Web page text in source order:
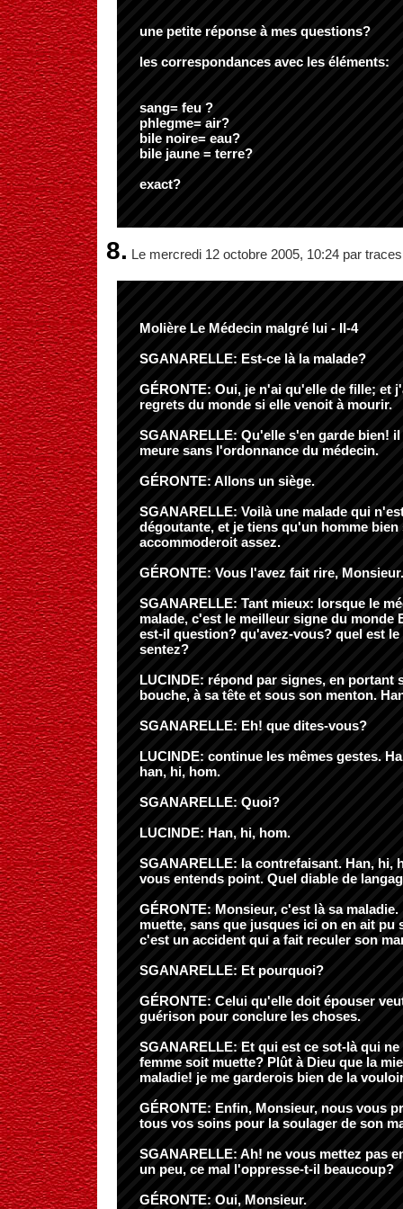
une petite réponse à mes questions?
les correspondances avec les éléments:
sang= feu ?
phlegme= air?
bile noire= eau?
bile jaune = terre?
exact?
8. Le mercredi 12 octobre 2005, 10:24 par traces
Molière Le Médecin malgré lui - II-4
SGANARELLE: Est-ce là la malade?
GÉRONTE: Oui, je n'ai qu'elle de fille; et
regrets du monde si elle venoit à mourir.
SGANARELLE: Qu'elle s'en garde bien!
meure sans l'ordonnance du médecin.
GÉRONTE: Allons un siège.
SGANARELLE: Voilà une malade qui
dégoutante, et je tiens qu'un homme bien
accommoderoit assez.
GÉRONTE: Vous l'avez fait rire, Monsieur.
SGANARELLE: Tant mieux: lorsque le
malade, c'est le meilleur signe du monde
est-il question? qu'avez-vous? quel est le
sentez?
LUCINDE: répond par signes, en portant
bouche, à sa tête et sous son menton.
SGANARELLE: Eh! que dites-vous?
LUCINDE: continue les mêmes gestes.
han, hi, hom.
SGANARELLE: Quoi?
LUCINDE: Han, hi, hom.
SGANARELLE: la contrefaisant. Han, hi,
vous entends point. Quel diable de
GÉRONTE: Monsieur, c'est là sa maladie.
muette, sans que jusques ici on en ait pu
c'est un accident qui a fait reculer son
SGANARELLE: Et pourquoi?
GÉRONTE: Celui qu'elle doit épouser
guérison pour conclure les choses.
SGANARELLE: Et qui est ce sot-là qui ne
femme soit muette? Plût à Dieu que la
maladie! je me garderois bien de la
GÉRONTE: Enfin, Monsieur, nous vous
tous vos soins pour la soulager de son
SGANARELLE: Ah! ne vous mettez pas
un peu, ce mal l'oppresse-t-il beaucoup?
GÉRONTE: Oui, Monsieur.